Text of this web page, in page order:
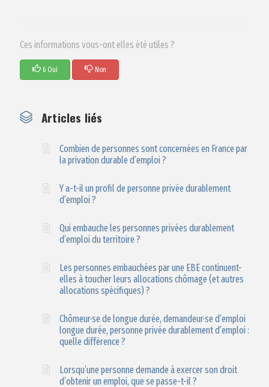
Ces informations vous-ont elles été utiles ?
6 Oui Non
Articles liés
Combien de personnes sont concernées en France par
la privation durable d’emploi ?
Y a-t-il un profil de personne privée durablement
d’emploi ?
Qui embauche les personnes privées durablement
d’emploi du territoire ?
Les personnes embauchées par une EBE continuent-
elles à toucher leurs allocations chômage (et autres
allocations spécifiques) ?
Chômeur·se de longue durée, demandeur·se d’emploi
longue durée, personne privée durablement d’emploi :
quelle différence ?
Lorsqu’une personne demande à exercer son droit
d’obtenir un emploi, que se passe-t-il ?